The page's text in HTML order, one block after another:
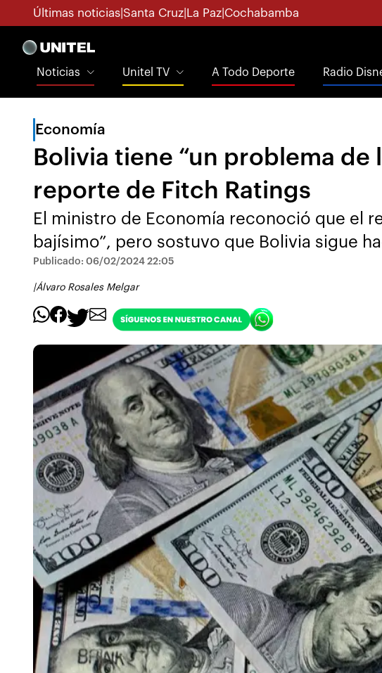
Últimas noticias Santa Cruz La Paz Cochabamba
Noticias Unitel TV A Todo Deporte Radio
Economía
Bolivia tiene “un problema
reporte de Fitch Ratings
El ministro de Economía reconoció que el
bajísimo”, pero sostuvo que Bolivia sigue
Publicado: 06/02/2024 22:05
|Álvaro Rosales Melgar